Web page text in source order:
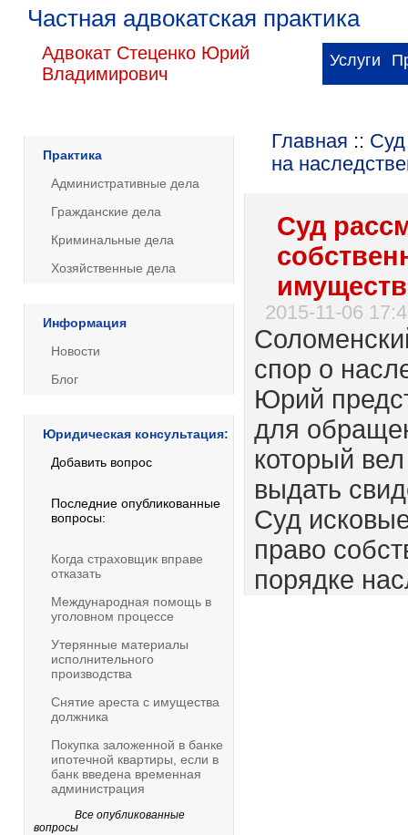
Частная адвокатская практика
Адвокат Стеценко Юрий
Владимирович
Услуги
Практика
Административные дела
Гражданские дела
Криминальные дела
Хозяйственные дела
Информация
Новости
Блог
Юридическая консультация:
Добавить вопрос
Последние опубликованные
вопросы:
Когда страховщик вправе
отказать
Международная помощь в
уголовном процессе
Утерянные материалы
исполнительного
производства
Снятие ареста с имущества
должника
Покупка заложенной в банке
ипотечной квартиры, если в
банк введена временная
администрация
Все опубликованные
вопросы
Главная :: Суд
на
Суд
2015-11-06
спор о
Юрий
для
который
выдать
Суд
право
порядке